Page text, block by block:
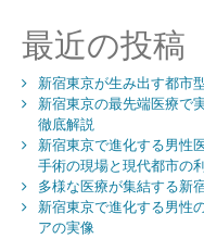
ョ
ン
最近の投稿
新宿東京が生み出す都市
新宿東京の最先端医療で
徹底解説
新宿東京で進化する男性
手術の現場と現代都市の
多様な医療が集結する新
新宿東京で進化する男性
アの実像